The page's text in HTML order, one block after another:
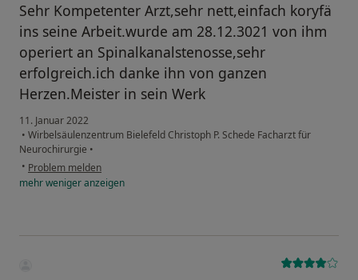
Sehr Kompetenter Arzt,sehr nett,einfach koryfä
ins seine Arbeit.wurde am 28.12.3021 von ihm
operiert an Spinalkanalstenosse,sehr
erfolgreich.ich danke ihn von ganzen
Herzen.Meister in sein Werk
11. Januar 2022
• Wirbelsäulenzentrum Bielefeld Christoph P. Schede Facharzt für
Neurochirurgie •
• Problem melden
mehrwenigeranzeigen